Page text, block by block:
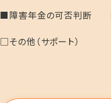
■障害年金の可否判断 □
□その他（サポート）